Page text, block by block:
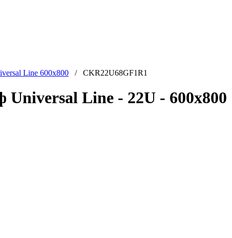
Line 600x800 / CKR22U68GF1R1
Line - 22U - 600x800